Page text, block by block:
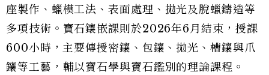
座製作、蠟模工法、表面處理、拋光及脫蠟鑄造等
多項技術。寶石鑲嵌課則於2026年6月結束，授課
600小時，主要傳授密鑲、包鑲、拋光、槽鑲與爪
鑲等工藝，輔以寶石學與寶石鑑別的理論課程。